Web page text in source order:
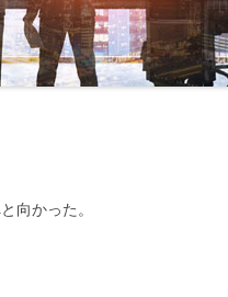
甦った相場感」
勝負のとき」
不意打ちの電話」
第43回 「旅立ち」
第44回 「新年度」
向かった。